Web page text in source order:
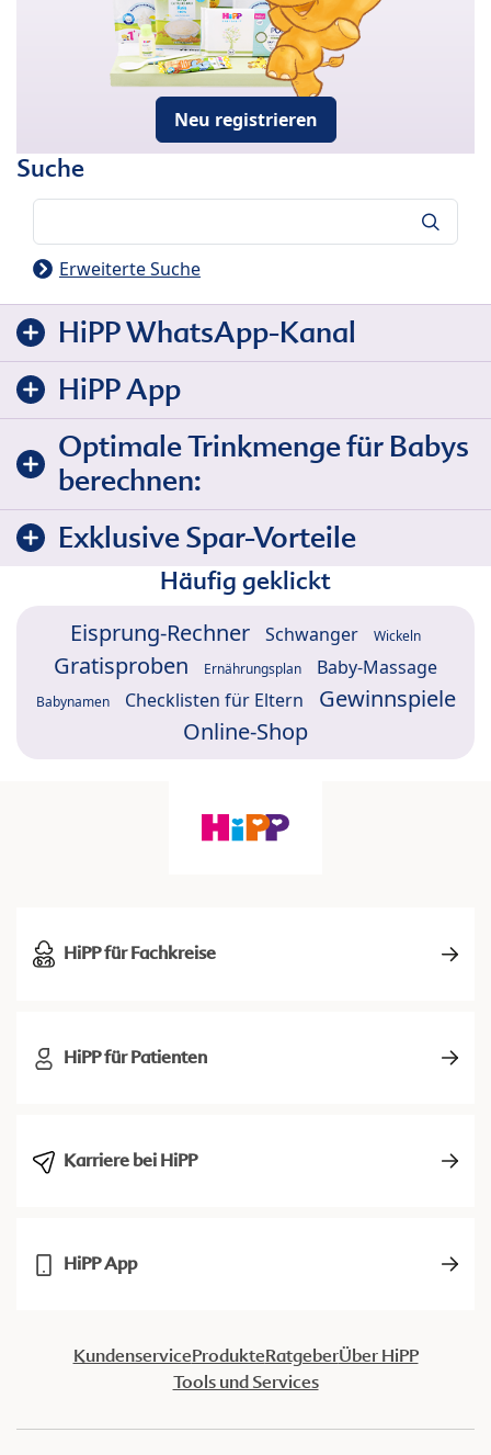
Neu registrieren
Suche
Erweiterte Suche
HiPP WhatsApp-Kanal
HiPP App
Optimale Trinkmenge für Babys
berechnen:
Exklusive Spar-Vorteile
Häufig geklickt
Eisprung-Rechner Schwanger Wickeln
Gratisproben Ernährungsplan Baby-Massage
Babynamen Checklisten für Eltern
Gewinnspiele
Online-Shop
HiPP für Fachkreise
HiPP für Patienten
Karriere bei HiPP
HiPP App
KundenserviceProdukteRatgeberÜber HiPP
Tools und Services